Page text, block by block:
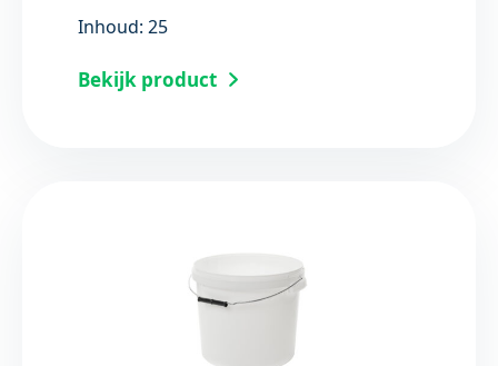
Inhoud: 25
Bekijk product